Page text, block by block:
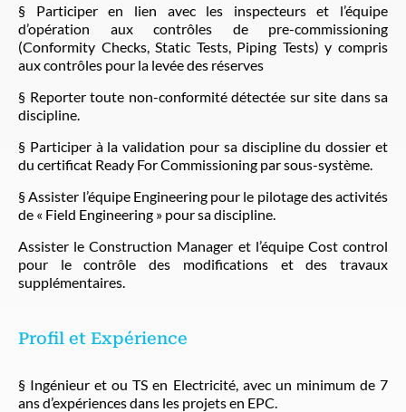
§ Participer en lien avec les inspecteurs et l’équipe
d’opération aux contrôles de pre-commissioning
(Conformity Checks, Static Tests, Piping Tests) y compris
aux contrôles pour la levée des réserves
§ Reporter toute non-conformité détectée sur site dans sa
discipline.
§ Participer à la validation pour sa discipline du dossier et
du certificat Ready For Commissioning par sous-système.
§ Assister l’équipe Engineering pour le pilotage des activités
de « Field Engineering » pour sa discipline.
Assister le Construction Manager et l’équipe Cost control
pour le contrôle des modifications et des travaux
supplémentaires.
Profil et Expérience
§ Ingénieur et ou TS en Electricité, avec un minimum de 7
ans d’expériences dans les projets en EPC.